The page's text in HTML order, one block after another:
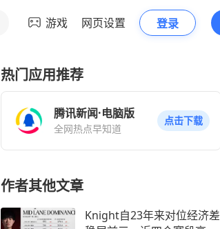
游戏 网页设置 登录
热门应用推荐
腾讯新闻·电脑版
全网热点早知道
点击下载
作者其他文章
Knight自23年来对位经济差